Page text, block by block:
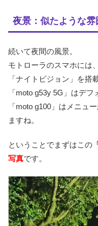
夜景：似たような雰
続いて夜間の風景。
モトローラのスマホには
「ナイトビジョン」を搭載
「moto g53y 5G」はデフ
「moto g100」はメニュ
ますね。
ということでまずはこの
写真です。